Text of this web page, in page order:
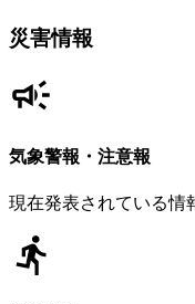
災害情報
気象警報・注意報
現在発表されている情